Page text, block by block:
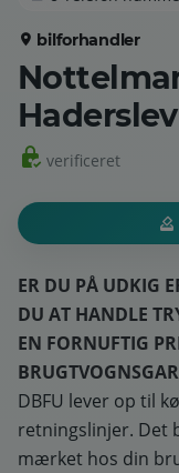
bilforhandler
Haderslev
verificeret
ER DU PÅ UDKIG
DU AT HANDLE
EN FORNUFTIG
DBFU lever op til
retningslinjer. Det
mærket hos din